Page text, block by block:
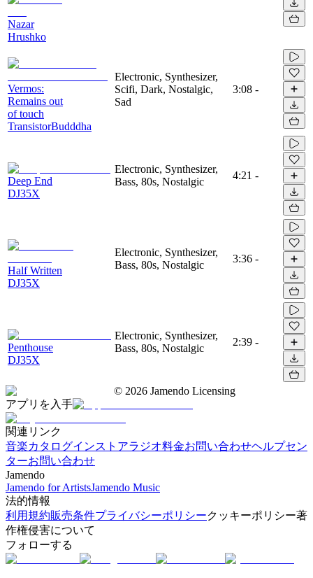
Nazar
Hrushko
Vermos:
Remains out
of touch
TransistorBudddha
Electronic, Synthesizer,
Scifi, Dark, Nostalgic,
Sad
3:08 -
Deep End
DJ35X
Electronic, Synthesizer,
Bass, 80s, Nostalgic
4:21 -
Half Written
DJ35X
Electronic, Synthesizer,
Bass, 80s, Nostalgic
3:36 -
Penthouse
DJ35X
Electronic, Synthesizer,
Bass, 80s, Nostalgic
2:39 -
© 2026 Jamendo Licensing
アプリを入手
関連リンク
音楽カタログインストアラジオ料金お問い合わせヘルプセン
ターお問い合わせ
Jamendo
Jamendo for ArtistsJamendo Music
法的情報
利用規約販売条件プライバシーポリシークッキーポリシー著
作権侵害について
フォローする